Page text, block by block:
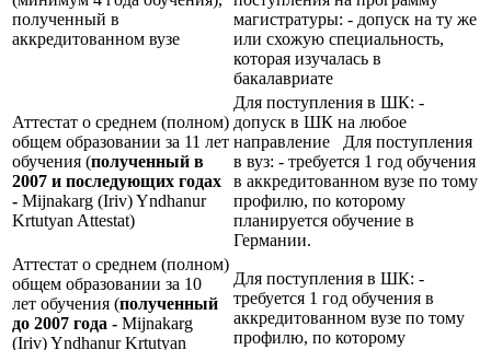
полученный в
аккредитованном вузе
магистратуры: - допуск на ту же
или схожую специальность,
которая изучалась в
бакалавриате
Аттестат о среднем (полном)
общем образовании за 11 лет
обучения (полученный в
2007 и последующих годах
- Mijnakarg (Iriv) Yndhanur
Krtutyan Attestat)
Для поступления в ШК: -
допуск в ШК на любое
направление Для поступления
в вуз: - требуется 1 год обучения
в аккредитованном вузе по тому
профилю, по которому
планируется обучение в
Германии.
Аттестат о среднем (полном)
общем образовании за 10
лет обучения (полученный
до 2007 года - Mijnakarg
(Iriv) Yndhanur Krtutyan
Для поступления в ШК: -
требуется 1 год обучения в
аккредитованном вузе по тому
профилю, по которому